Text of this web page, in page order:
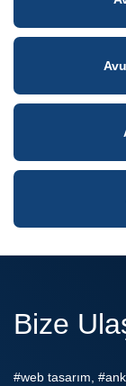
Bize
#web tasarım,